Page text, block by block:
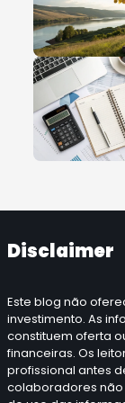
5
Disclaimer
Este blog não
investimento. As
constituem oferta
financeiras. Os
profissional antes
colaboradores